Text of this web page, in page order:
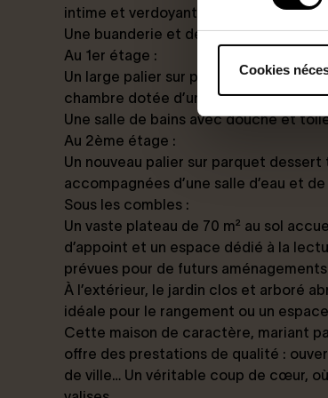
Cookies
intime et verdoyant.
Une buanderie et des toilettes
Au 1er étage :
Un large palier sur parquet distribue
chambre dotée d’un dressing.
Une salle de bains avec douche et
Au 2ème étage :
Un nouveau palier sur parquet
accompagnées d’une salle d’eau et
Sous les combles :
Un vaste plateau de 70 m² au sol
d’appoint et un espace dédié à la
prévues pour de futurs
À l’extérieur, le jardin clos et arboré
idéale pour le rangement ou un
Cette maison de caractère, mariant
offre des prestations de qualité :
de ville… Un véritable coup de cœur,